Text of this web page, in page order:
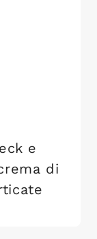
e
di